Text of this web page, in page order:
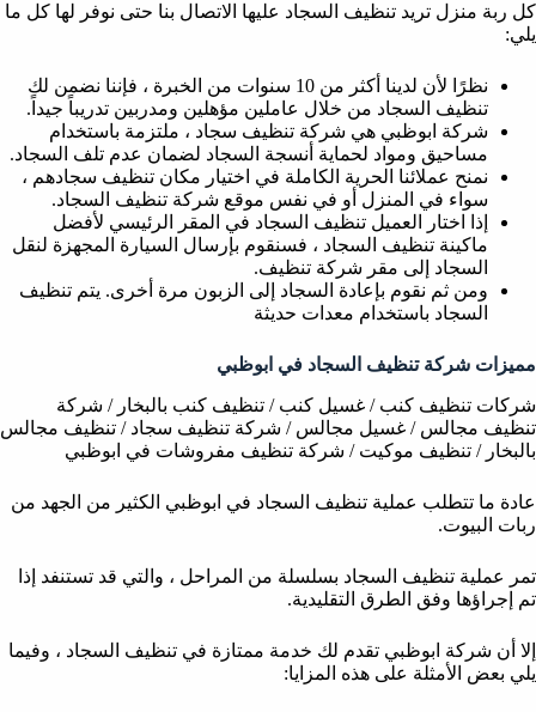
كل ربة منزل تريد تنظيف السجاد عليها الاتصال بنا حتى نوفر لها كل ما
يلي:
نظرًا لأن لدينا أكثر من 10 سنوات من الخبرة ، فإننا نضمن لك
تنظيف السجاد من خلال عاملين مؤهلين ومدربين تدريباً جيداً.
شركة ابوظبي هي شركة تنظيف سجاد ، ملتزمة باستخدام
مساحيق ومواد لحماية أنسجة السجاد لضمان عدم تلف السجاد.
نمنح عملائنا الحرية الكاملة في اختيار مكان تنظيف سجادهم ،
سواء في المنزل أو في نفس موقع شركة تنظيف السجاد.
إذا اختار العميل تنظيف السجاد في المقر الرئيسي لأفضل
ماكينة تنظيف السجاد ، فسنقوم بإرسال السيارة المجهزة لنقل
السجاد إلى مقر شركة تنظيف.
ومن ثم نقوم بإعادة السجاد إلى الزبون مرة أخرى. يتم تنظيف
السجاد باستخدام معدات حديثة
مميزات شركة تنظيف السجاد في ابوظبي
شركات تنظيف كنب / غسيل كنب / تنظيف كنب بالبخار / شركة
تنظيف مجالس / غسيل مجالس / شركة تنظيف سجاد / تنظيف مجالس
بالبخار / تنظيف موكيت / شركة تنظيف مفروشات في ابوظبي
عادة ما تتطلب عملية تنظيف السجاد في ابوظبي الكثير من الجهد من
ربات البيوت.
تمر عملية تنظيف السجاد بسلسلة من المراحل ، والتي قد تستنفد إذا
تم إجراؤها وفق الطرق التقليدية.
إلا أن شركة ابوظبي تقدم لك خدمة ممتازة في تنظيف السجاد ، وفيما
يلي بعض الأمثلة على هذه المزايا: